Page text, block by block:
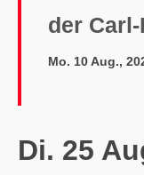
der
Mo. 10 Aug.,
Di. 25